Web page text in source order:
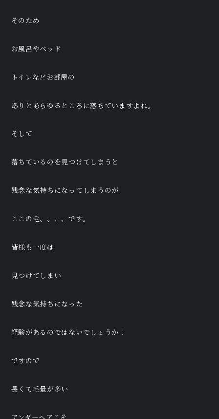
そのため
お風呂やベッド
トイレなどお部屋の
ありとあらゆるところに落ちていますよね。
そして
落ちているのを見つけてしまうと
残念な気持ちになってしまうのが
ここの毛、、、、です。
皆様も一度は
見つけてしまい
残念な気持ちになった
経験があるのではないでしょうか！
ですので
長くて毛量が多い